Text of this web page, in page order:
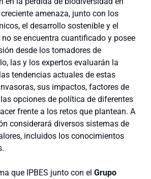
amenaza, junto con los
el desarrollo sostenible y el
se encuentra cuantificado y posee
desde los tomadores de
las y los expertos evaluarán la
tendencias actuales de estas
sus impactos, factores de
opciones de política de diferentes
frente a los retos que plantean. A
considerará diversos sistemas de
incluidos los conocimientos
que IPBES junto con el Grupo